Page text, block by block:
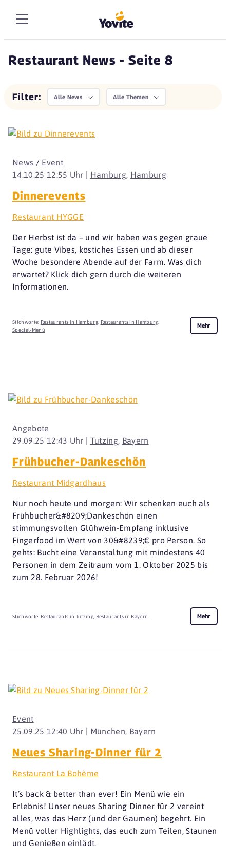
Restaurant News - Seite 8
Filter: Alle News Alle Themen
14.10.25 12:55 Uhr | Hamburg, Hamburg
News / Event
Dinnerevents
Restaurant HYGGE
Der Herbst ist da – und wir haben was gegen graue
Tage: gute Vibes, köstiches Essen und ab dieser
Woche besondere Abende auf der Farm. Was dich
erwartet? Klick dich gern durch die weiteren
Informationen.
Stichworte: Restaurants in Hamburg, Restaurants in Hamburg
Special-Menü
Mehr
29.09.25 12:43 Uhr | Tutzing, Bayern
Angebote
Frühbucher-Dankeschön
Restaurant Midgardhaus
Nur noch heute und morgen: Wir schenken euch als
Frühbucher&#8209;Dankeschön einen
stimmungsvollen Glühwein-Empfang inklusive
Fingerfood im Wert von 30&#8239;€ pro Person. So
gehts: Bucht eine Veranstaltung mit mindestens 40
Personen in dem Zeitraum vom 1. Oktober 2025 bis
zum 28. Februar 2026!
Stichworte: Restaurants in Tutzing, Restaurants in Bayern Mehr
25.09.25 12:40 Uhr | München, Bayern
Event
Neues Sharing-Dinner für 2
Restaurant La Bohème
It’s back & better than ever! Ein Menü wie ein
Erlebnis! Unser neues Sharing Dinner für 2 vereint
alles, was das Herz (und der Gaumen) begehrt. Ein
Menü voller Highlights, das euch zum Teilen, Staunen
und Genießen einlädt.